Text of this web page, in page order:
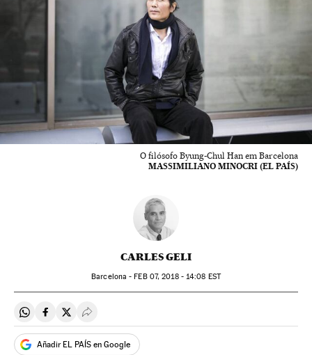
O filósofo Byung-Chul Han em Barcelona
MASSIMILIANO MINOCRI (EL PAÍS)
CARLES GELI
Barcelona - FEB07, 2018 - 14:08 EST
Compartir en Whatsapp
Compartir en Facebook
Compartir en Twitter
Desplegar Redes Sociales
Añadir EL PAÍS en Google